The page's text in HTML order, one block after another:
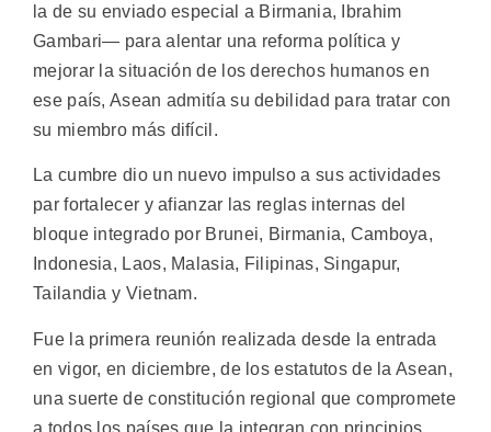
la de su enviado especial a Birmania, Ibrahim
Gambari— para alentar una reforma política y
mejorar la situación de los derechos humanos en
ese país, Asean admitía su debilidad para tratar con
su miembro más difícil.
La cumbre dio un nuevo impulso a sus actividades
par fortalecer y afianzar las reglas internas del
bloque integrado por Brunei, Birmania, Camboya,
Indonesia, Laos, Malasia, Filipinas, Singapur,
Tailandia y Vietnam.
Fue la primera reunión realizada desde la entrada
en vigor, en diciembre, de los estatutos de la Asean,
una suerte de constitución regional que compromete
a todos los países que la integran con principios